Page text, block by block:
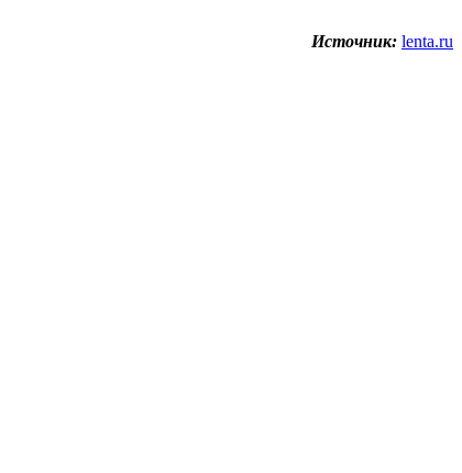
Источник: lenta.ru